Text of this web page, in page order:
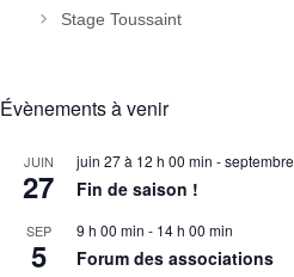
Stage Toussaint
Évènements à venir
JUIN
27
juin 27 à 12 h 00 min -
Fin de saison !
SEP
5
9 h 00 min - 14 h 00 min
Forum des associations